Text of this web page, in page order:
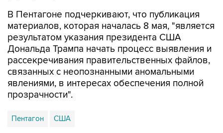
В Пентагоне подчеркивают, что публикация
материалов, которая началась 8 мая, "является
результатом указания президента США
Дональда Трампа начать процесс выявления и
рассекречивания правительственных файлов,
связанных с неопознанными аномальными
явлениями, в интересах обеспечения полной
прозрачности".
Пентагон США